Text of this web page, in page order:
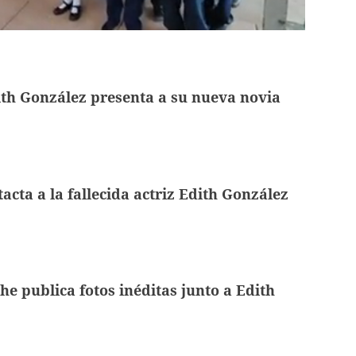
González presenta a su nueva novia
a la fallecida actriz Edith González
publica fotos inéditas junto a Edith